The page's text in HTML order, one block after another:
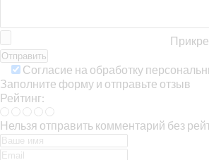
Согласие на обработку
Заполните форму и отправьте отзыв
Рейтинг:
Нельзя отправить комментарий без